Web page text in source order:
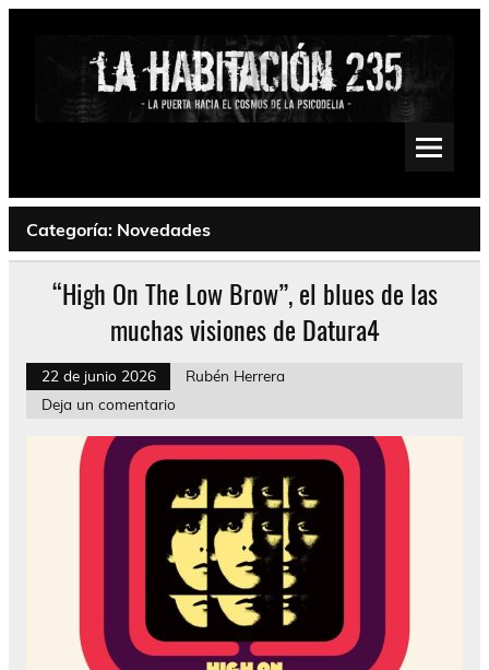
Saltar
Psychedelic, Stoner, Doom, Sludge, Fuzz, Space, Drone
Categoría: Novedades
“High On The Low Brow”, el blues de las
muchas visiones de Datura4
22 de junio 2026
Rubén Herrera
Deja un comentario